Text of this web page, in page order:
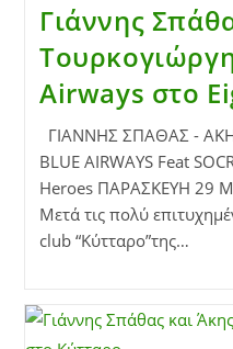
Γιάννης
Airways στο
ΓΙΑΝΝΗΣ ΣΠΑΘΑΣ -
BLUE AIRWAYS Feat
Heroes ΠΑΡΑΣΚΕΥΗ 29
Μετά τις πολύ
club “Κύτταρο”της…